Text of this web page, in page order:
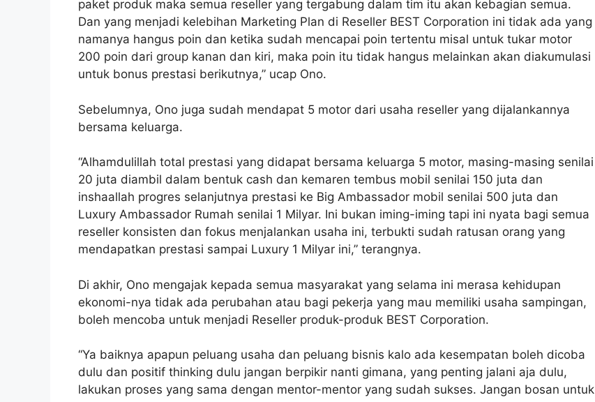
paket produk maka semua reseller yang tergabung dalam tim itu akan kebagian semua.
Dan yang menjadi kelebihan Marketing Plan di Reseller BEST Corporation ini tidak ada yang
namanya hangus poin dan ketika sudah mencapai poin tertentu misal untuk tukar motor
200 poin dari group kanan dan kiri, maka poin itu tidak hangus melainkan akan diakumulasi
untuk bonus prestasi berikutnya,” ucap Ono.
Sebelumnya, Ono juga sudah mendapat 5 motor dari usaha reseller yang dijalankannya
bersama keluarga.
“Alhamdulillah total prestasi yang didapat bersama keluarga 5 motor, masing-masing senilai
20 juta diambil dalam bentuk cash dan kemaren tembus mobil senilai 150 juta dan
inshaallah progres selanjutnya prestasi ke Big Ambassador mobil senilai 500 juta dan
Luxury Ambassador Rumah senilai 1 Milyar. Ini bukan iming-iming tapi ini nyata bagi semua
reseller konsisten dan fokus menjalankan usaha ini, terbukti sudah ratusan orang yang
mendapatkan prestasi sampai Luxury 1 Milyar ini,” terangnya.
Di akhir, Ono mengajak kepada semua masyarakat yang selama ini merasa kehidupan
ekonomi-nya tidak ada perubahan atau bagi pekerja yang mau memiliki usaha sampingan,
boleh mencoba untuk menjadi Reseller produk-produk BEST Corporation.
“Ya baiknya apapun peluang usaha dan peluang bisnis kalo ada kesempatan boleh dicoba
dulu dan positif thinking dulu jangan berpikir nanti gimana, yang penting jalani aja dulu,
lakukan proses yang sama dengan mentor-mentor yang sudah sukses. Jangan bosan untuk